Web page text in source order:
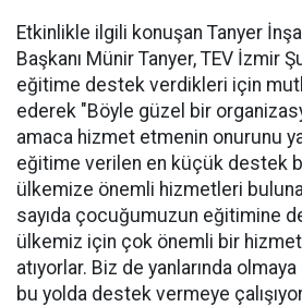
Etkinlikle ilgili konuşan Tanyer
Başkanı Münir Tanyer, TEV İzmir
eğitime destek verdikleri için
ederek "Böyle güzel bir
amaca hizmet etmenin onurunu
eğitime verilen en küçük destek
ülkemize önemli hizmetleri
sayıda çocuğumuzun eğitimine
ülkemiz için çok önemli bir
atıyorlar. Biz de yanlarında olmaya
bu yolda destek vermeye